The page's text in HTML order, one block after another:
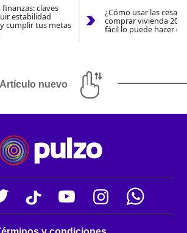
claves
estabilidad
cumplir tus metas
¿Cómo usar las
comprar vivienda
fácil lo puede hacer
Artículo nuevo